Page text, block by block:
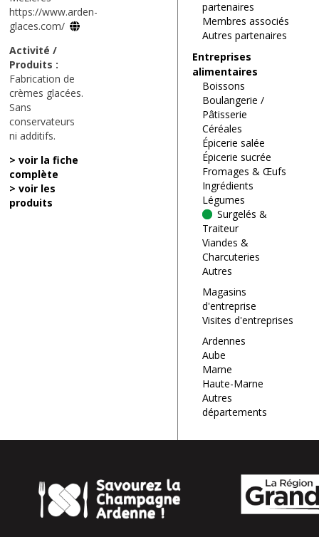
https://www.arden-
glaces.com/
Activité /
Produits :
Fabrication de
crèmes glacées.
Sans
conservateurs
ni additifs.
> voir la fiche
complète
> voir les
produits
partenaires
Membres associés
Autres partenaires
Entreprises
alimentaires
Boissons
Boulangerie /
Pâtisserie
Céréales
Épicerie salée
Épicerie sucrée
Fromages & Œufs
Ingrédients
Légumes
Surgelés &
Traiteur
Viandes &
Charcuteries
Autres
Magasins
d'entreprise
Visites d'entreprises
Ardennes
Aube
Marne
Haute-Marne
Autres
départements